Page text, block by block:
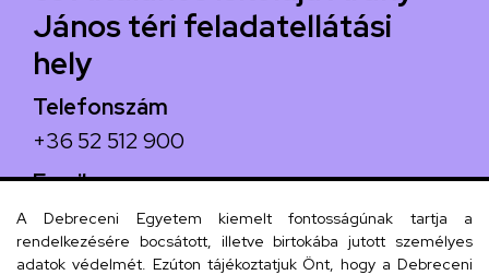
János téri feladatellátási
hely
Telefonszám
+36 52 512 900
Email
arany.titkarsag@arany-alt.unideb.hu
Cím
A Debreceni Egyetem kiemelt fontosságúnak tartja a
rendelkezésére bocsátott, illetve birtokába jutott személyes
adatok védelmét. Ezúton tájékoztatjuk Önt, hogy a Debreceni